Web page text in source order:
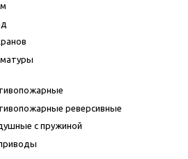
реверсивные
с пружиной